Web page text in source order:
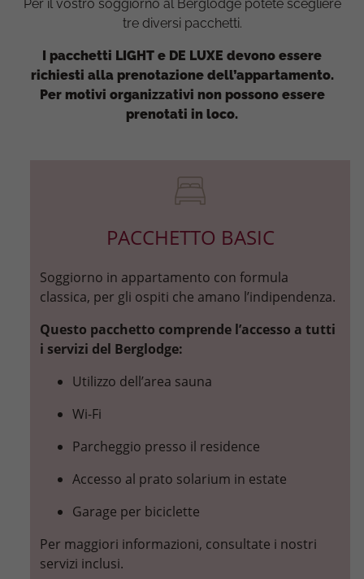
Per il vostro soggiorno al Berglodge potete scegliere
tre diversi pacchetti.
I pacchetti LIGHT e DE LUXE devono essere
richiesti alla prenotazione dell’appartamento.
Per motivi organizzativi non possono essere
prenotati in loco.
PACCHETTO BASIC
Soggiorno in appartamento con formula
classica, per gli ospiti che amano l’indipendenza.
Questo pacchetto comprende l’accesso a tutti
i servizi del Berglodge:
Utilizzo dell’area sauna
Wi-Fi
Parcheggio presso il residence
Accesso al prato solarium in estate
Garage per biciclette
Per maggiori informazioni, consultate i nostri
servizi inclusi.